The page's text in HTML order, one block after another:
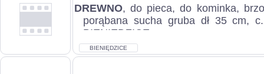
DREWNO, do pieca, do kominka,
porąbana sucha gruba dł 35 cm,
BIENIĘDZICE...
BIENIĘDZICE